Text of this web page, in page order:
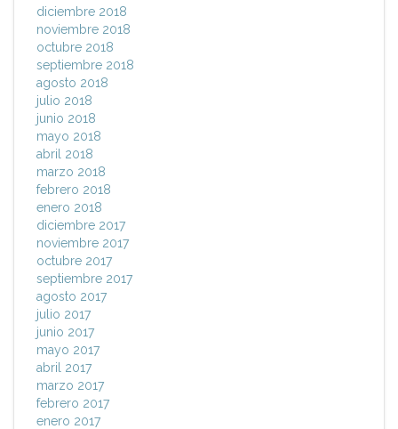
diciembre 2018
noviembre 2018
octubre 2018
septiembre 2018
agosto 2018
julio 2018
junio 2018
mayo 2018
abril 2018
marzo 2018
febrero 2018
enero 2018
diciembre 2017
noviembre 2017
octubre 2017
septiembre 2017
agosto 2017
julio 2017
junio 2017
mayo 2017
abril 2017
marzo 2017
febrero 2017
enero 2017